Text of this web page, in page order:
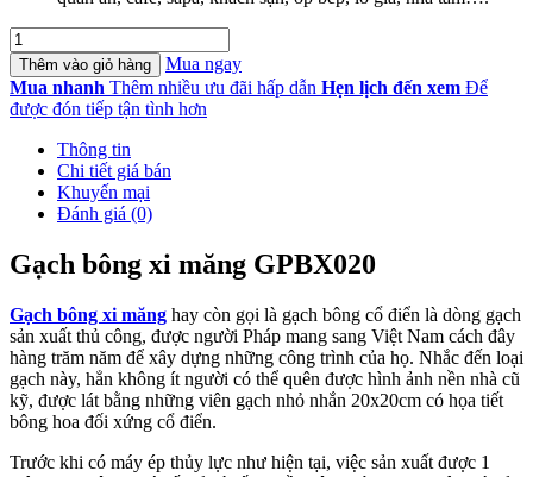
Gạch
bông
xi
măng
GPBX020
lượng
Thêm vào giỏ hàng
Mua ngay
Mua nhanh Thêm nhiều ưu đãi hấp dẫn Hẹn lịch đến xem Để
được đón tiếp tận tình hơn
Thông tin
Chi tiết giá bán
Khuyến mại
Đánh giá (0)
Gạch bông xi măng GPBX020
Gạch bông xi măng hay còn gọi là gạch bông cổ điển là dòng gạch
sản xuất thủ công, được người Pháp mang sang Việt Nam cách đây
hàng trăm năm để xây dựng những công trình của họ. Nhắc đến loại
gạch này, hẳn không ít người có thể quên được hình ảnh nền nhà cũ
kỹ, được lát bằng những viên gạch nhỏ nhắn 20x20cm có họa tiết
bông hoa đối xứng cổ điển.
Trước khi có máy ép thủy lực như hiện tại, việc sản xuất được 1